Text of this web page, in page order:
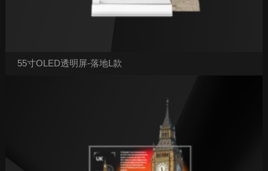
55寸OLED透明屏-落地L款